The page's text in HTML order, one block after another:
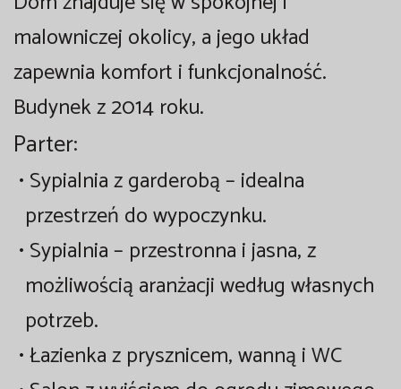
malowniczej okolicy, a jego układ
zapewnia komfort i funkcjonalność.
Budynek z 2014 roku.
Parter:
• Sypialnia z garderobą– idealna
przestrzeń do wypoczynku.
• Sypialnia– przestronna i jasna, z
możliwością aranżacji według własnych
potrzeb.
•Łazienkaz prysznicem, wanną i WC